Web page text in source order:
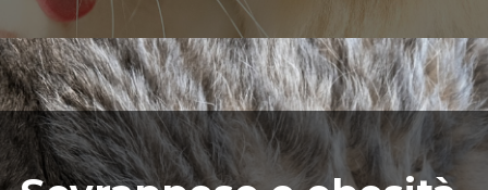
03/04/2026
ILARIAMARIANICRF